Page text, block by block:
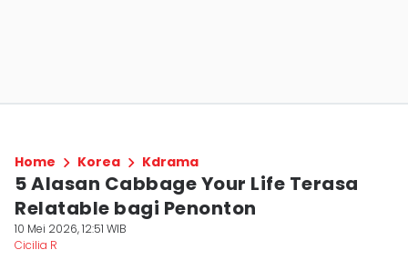
Home Korea Kdrama
5 Alasan Cabbage Your Life Terasa
Relatable bagi Penonton
10 Mei 2026, 12:51 WIB
Cicilia R